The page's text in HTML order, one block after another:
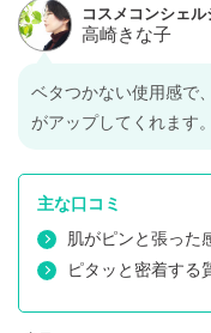
ベタつかない使用感で
がアップしてくれます。
主な口コミ
肌がピンと張った
ピタッと密着する